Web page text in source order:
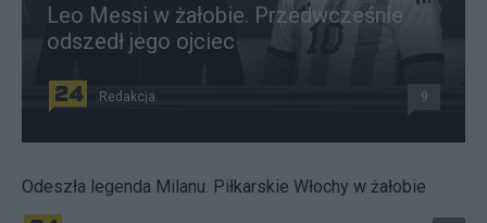
Leo Messi w żałobie. Przedwcześnie
odszedł jego ojciec
Redakcja 9
Odeszła legenda Milanu. Piłkarskie Włochy w żałobie